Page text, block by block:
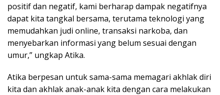
positif dan negatif, kami berharap dampak negatifnya
dapat kita tangkal bersama, terutama teknologi yang
memudahkan judi online, transaksi narkoba, dan
menyebarkan informasi yang belum sesuai dengan
umur,” ungkap Atika.
Atika berpesan untuk sama-sama memagari akhlak diri
kita dan akhlak anak-anak kita dengan cara melakukan